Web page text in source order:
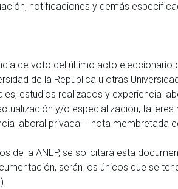
notificaciones y demás
de voto del último acto eleccionario
de la República u otras
estudios realizados y experiencia
y/o especialización,
laboral privada – nota membretada
de la ANEP, se solicitará esta
serán los únicos que se